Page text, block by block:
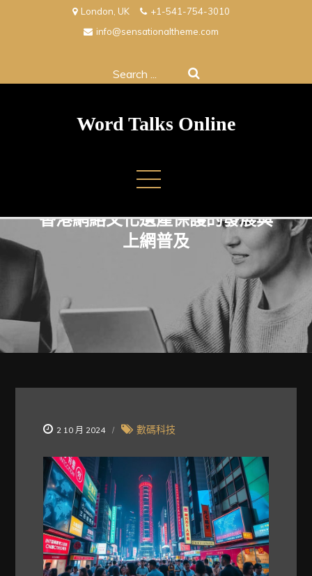
London, UK
+1-541-754-3010
info@sensationaltheme.com
Search
Word Talks Online
香港網絡文化遺產保護的發展與
上網普及
2 10 月 2024 數碼科技